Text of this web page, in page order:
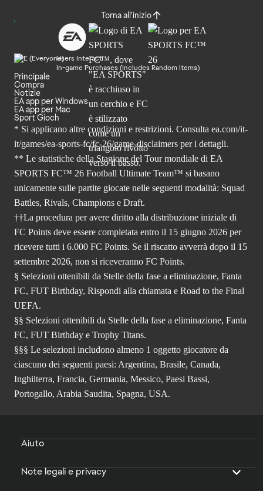
Torna all'inizio
Users Interact
In-game Purchases (Includes Random Items)
Principale
Compra
Notizie
EA app per Windows
EA app per Mac
Sport Gioch
* Si applicano altre condizioni e restrizioni. Consulta ea.com/it-
it/games/ea-sports-fc/fc-26/game-disclaimers per i dettagli.
** Le statistiche della Stagione del Tour mondiale di EA
SPORTS FC™ 26 Football Ultimate Team™ si basano
unicamente sulle partite giocate nelle seguenti modalità: Squad
Battles, Rivals, Champions e Draft.
††La procedura per avere diritto alla distribuzione iniziale di
FC Points deve essere completata entro il 15 giugno 2026 per
ricevere tutti i 6.000 FC Points. Se il riscatto avverrà dopo il 15
settembre 2026, non si riceveranno FC Points.
§ Selezioni ottenibili da Stelle della fase a eliminazione, Fanta
FC, FUT Birthday, Rispondi alla chiamata e Road to the Final
UEFA.
§§ Selezioni ottenibili da Stelle della fase a eliminazione, Fanta
FC, FUT Birthday e Trophy Titans.
§§§ Le selezioni includono almeno 1 oggetto giocatore da
ciascuno dei seguenti paesi: Argentina, Brasile, Canada,
Inghilterra, Francia, Germania, Messico, Paesi Bassi,
Portogallo, Arabia Saudita, Spagna, USA.
Aiuto
Note legali e privacy